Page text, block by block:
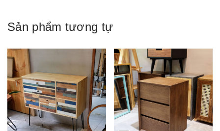
Sản phẩm tương tự